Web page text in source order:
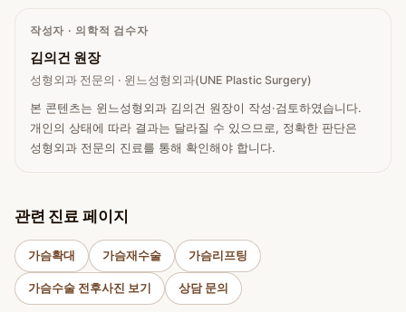
작성자 · 의학적 검수자
김의건 원장
성형외과 전문의 · 윈느성형외과(UNE Plastic Surgery)
본 콘텐츠는 윈느성형외과 김의건 원장이 작성·검토하였습니다.
개인의 상태에 따라 결과는 달라질 수 있으므로, 정확한 판단은
성형외과 전문의 진료를 통해 확인해야 합니다.
관련 진료 페이지
가슴확대 가슴재수술 가슴리프팅
가슴수술 전후사진 보기 상담 문의